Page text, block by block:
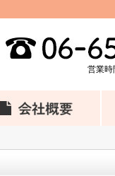
営業時